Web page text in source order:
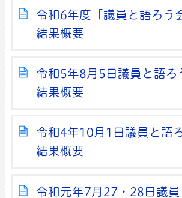
令和6年度「議員と語ろう
結果概要
令和5年8月5日議員と語ろ
結果概要
令和4年10月1日議員と語
結果概要
令和元年7月27・28日議